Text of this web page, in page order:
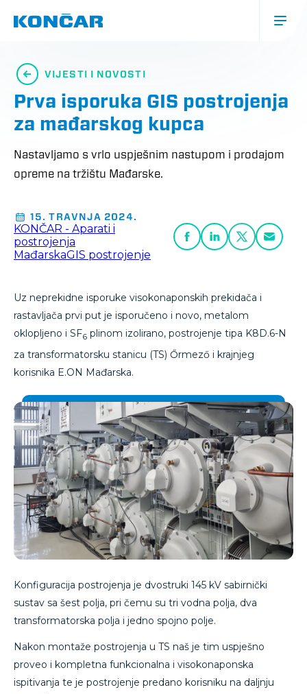
navigacija
(mobile)
VIJESTI I NOVOSTI
Prva isporuka GIS postrojenja
za mađarskog kupca
Nastavljamo s vrlo uspješnim nastupom i prodajom
opreme na tržištu Mađarske.
15. TRAVNJA 2024.
KONČAR - Aparati i
postrojenja
MađarskaGIS postrojenje
Uz neprekidne isporuke visokonaponskih prekidača i
rastavljača prvi put je isporučeno i novo, metalom
oklopljeno i SF6 plinom izolirano, postrojenje tipa K8D.6-N
za transformatorsku stanicu (TS) Őrmező i krajnjeg
korisnika E.ON Mađarska.
Konfiguracija postrojenja je dvostruki 145 kV sabirnički
sustav sa šest polja, pri čemu su tri vodna polja, dva
transformatorska polja i jedno spojno polje.
Nakon montaže postrojenja u TS naš je tim uspješno
proveo i kompletna funkcionalna i visokonaponska
ispitivanja te je postrojenje predano korisniku na daljnju